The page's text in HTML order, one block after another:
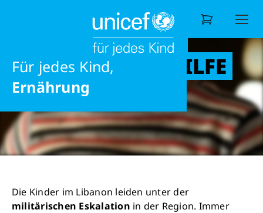
Für jedes Kind,
Ausbildung
eine gesunde Zukunft
Möglichkeiten
Ernährung
Wonach suchen Sie?
Hilfsprojekte weltweit Unsere
UNSERE UNICEF
HILFSPROJEKTE:
LIBANON NOTHILFE
Die Kinder im Libanon leiden unter der
militärischen Eskalation in der Region. Immer